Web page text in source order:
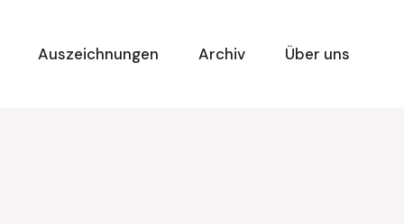
Auszeichnungen Archiv Über uns